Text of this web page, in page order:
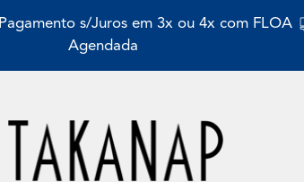
Pagamento s/Juros em 3x ou 4x com FLOA
Agendada